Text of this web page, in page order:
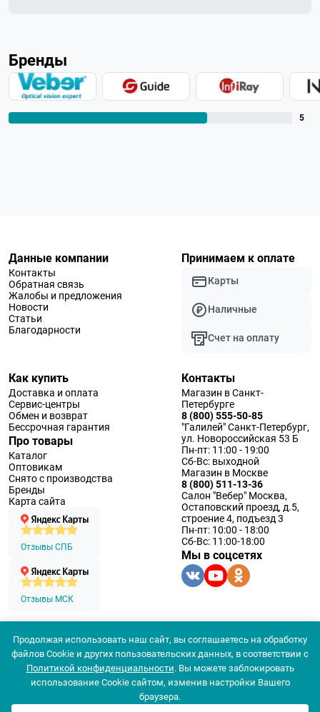
Популярные
Бренды
5
Данные компании
Контакты
Обратная связь
Жалобы и предложения
Новости
Статьи
Благодарности
Принимаем к оплате
Карты
Наличные
Счет на оплату
Как купить
Доставка и оплата
Сервис-центры
Обмен и возврат
Бессрочная гарантия
Про товары
Каталог
Оптовикам
Снято с производства
Бренды
Карта сайта
Отзывы СПБ
Отзывы МСК
Контакты
Магазин в Санкт-
Петербурге
8 (800) 555-50-85
"Галилей" Санкт-Петербург,
ул. Новороссийская 53 Б
Пн-пт: 11:00 - 19:00
Сб-Вс: выходной
Магазин в Москве
8 (800) 511-13-36
Салон "Вебер" Москва,
Остаповский проезд, д.5,
строение 4, подъезд 3
Пн-пт: 10:00 - 18:00
Сб-Вс: 11:00-18:00
Мы в соцсетях
© 1994 — 2026 ООО «Наблюдательные приборы»
Политика конфеденциальности
Согласие на обработку персональных данных
Согласие использования
Продолжая использовать наш сайт, вы соглашаетесь на обработку
файлов Cookie и других пользовательских данных, в соответствии с
Политикой конфиденциальности. Вы можете заблокировать
использование Cookie сайтом, изменив настройки Вашего
браузера.